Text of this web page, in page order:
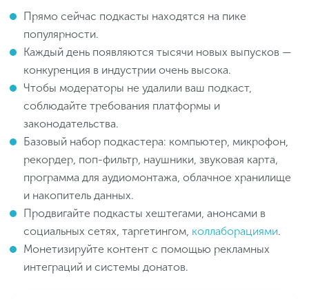
Прямо сейчас подкасты находятся на пике
популярности.
Каждый день появляются тысячи новых выпусков —
конкуренция в индустрии очень высока.
Чтобы модераторы не удалили ваш подкаст,
соблюдайте требования платформы и
законодательства.
Базовый набор подкастера: компьютер, микрофон,
рекордер, поп-фильтр, наушники, звуковая карта,
программа для аудиомонтажа, облачное хранилище
и накопитель данных.
Продвигайте подкасты хештегами, анонсами в
социальных сетях, таргетингом, коллаборациями.
Монетизируйте контент с помощью рекламных
интеграций и системы донатов.